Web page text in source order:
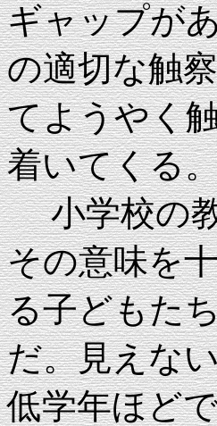
ギャップが
の適切な触
てようやく
着いてくる
小学校の教
その意味を
る子どもた
だ。見えな
低学年ほど